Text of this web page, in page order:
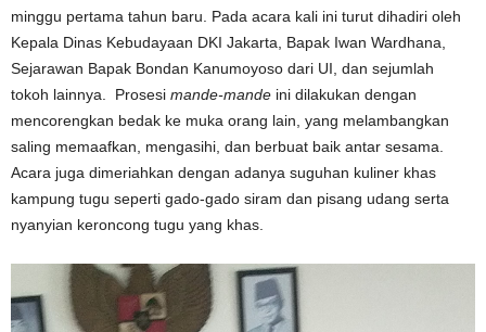
minggu pertama tahun baru. Pada acara kali ini turut dihadiri oleh
Kepala Dinas Kebudayaan DKI Jakarta, Bapak Iwan Wardhana,
Sejarawan Bapak Bondan Kanumoyoso dari UI, dan sejumlah
tokoh lainnya. Prosesi mande-mande ini dilakukan dengan
mencorengkan bedak ke muka orang lain, yang melambangkan
saling memaafkan, mengasihi, dan berbuat baik antar sesama.
Acara juga dimeriahkan dengan adanya suguhan kuliner khas
kampung tugu seperti gado-gado siram dan pisang udang serta
nyanyian keroncong tugu yang khas.
Player